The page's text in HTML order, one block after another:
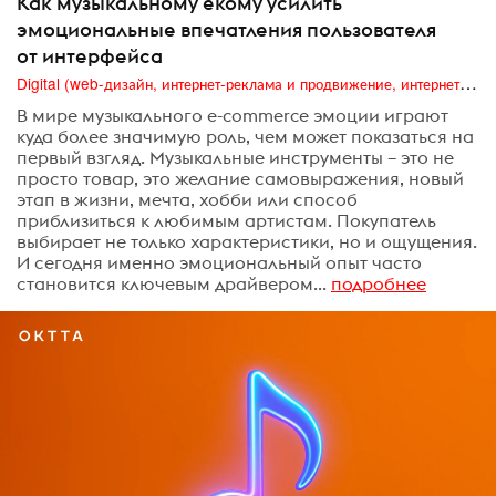
эмоциональные впечатления пользователя
от интерфейса
Digital (web-дизайн, интернет-реклама и продвижение, интернет-сообщества и блоги, интернет-коммуникации, мобильный маркетинг, реклама на цифровых экранах)
В мире музыкального e-commerce эмоции играют
куда более значимую роль, чем может показаться на
первый взгляд. Музыкальные инструменты – это не
просто товар, это желание самовыражения, новый
этап в жизни, мечта, хобби или способ
приблизиться к любимым артистам. Покупатель
выбирает не только характеристики, но и ощущения.
И сегодня именно эмоциональный опыт часто
становится ключевым драйвером... подробнее